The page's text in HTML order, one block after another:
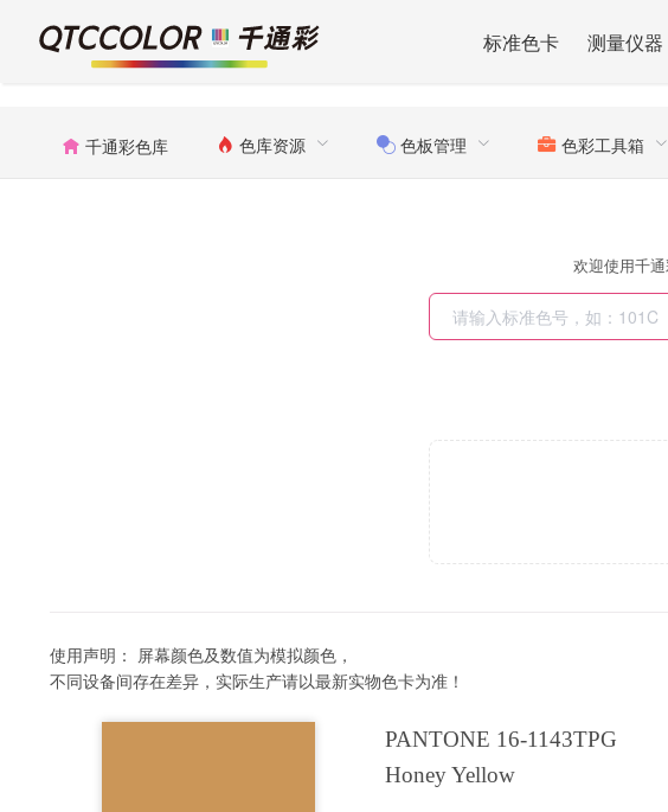
标准色卡 测量仪器
千通彩色库 色库资源 色板管理 色彩工具箱
欢迎使用千
使用声明： 屏幕颜色及数值为模拟颜色，
不同设备间存在差异，实际生产请以最新实物色卡为准！
PANTONE 16-1143TPG
Honey Yellow